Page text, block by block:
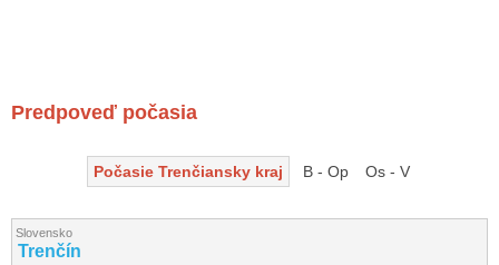
Predpoveď počasia
Počasie Trenčiansky kraj B - Op Os - V
Slovensko
Trenčín